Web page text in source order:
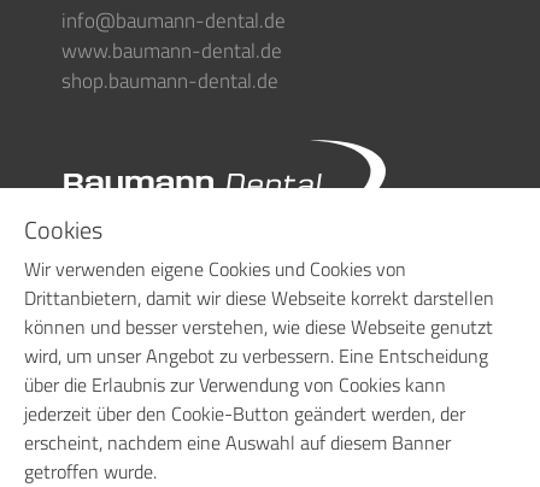
info@baumann-dental.de
www.baumann-dental.de
shop.baumann-dental.de
IMPRESSUM
DATENSCHUTZ
AGB
RECHTLICHE HINWEISE
Cookies
Wir verwenden eigene Cookies und Cookies von
Drittanbietern, damit wir diese Webseite korrekt darstellen
können und besser verstehen, wie diese Webseite genutzt
wird, um unser Angebot zu verbessern. Eine Entscheidung
über die Erlaubnis zur Verwendung von Cookies kann
jederzeit über den Cookie-Button geändert werden, der
erscheint, nachdem eine Auswahl auf diesem Banner
getroffen wurde.